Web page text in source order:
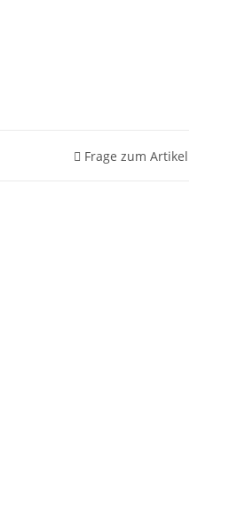
Frage zum Artikel